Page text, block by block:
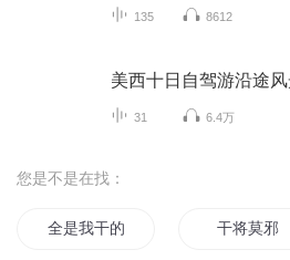
135 8612
美西十日自驾游沿途
31 6.4万
您是不是在找：
全是我干的 干将莫邪